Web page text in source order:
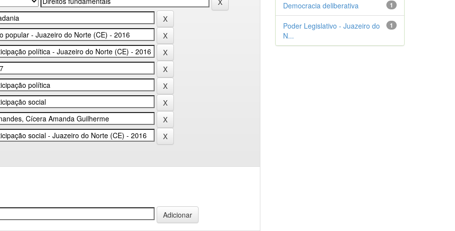
1
Democracia deliberativa
1
Poder Legislativo - Juazeiro do
N...